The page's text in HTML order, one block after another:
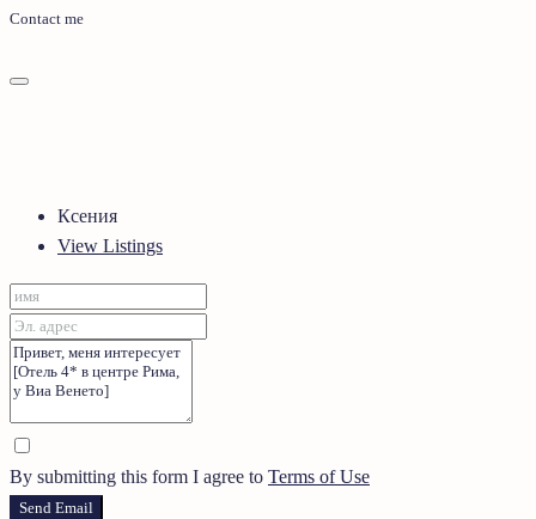
Contact me
Ксения
View Listings
By submitting this form I agree to Terms of Use
Send Email